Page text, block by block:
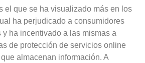
el que se ha visualizado más en los
ha perjudicado a consumidores
y ha incentivado a las mismas a
de protección de servicios online
almacenan información. A